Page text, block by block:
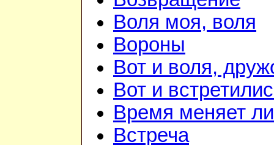
Воля моя, воля
Вороны
Вот и воля,
Вот и
Время меняет
Встреча